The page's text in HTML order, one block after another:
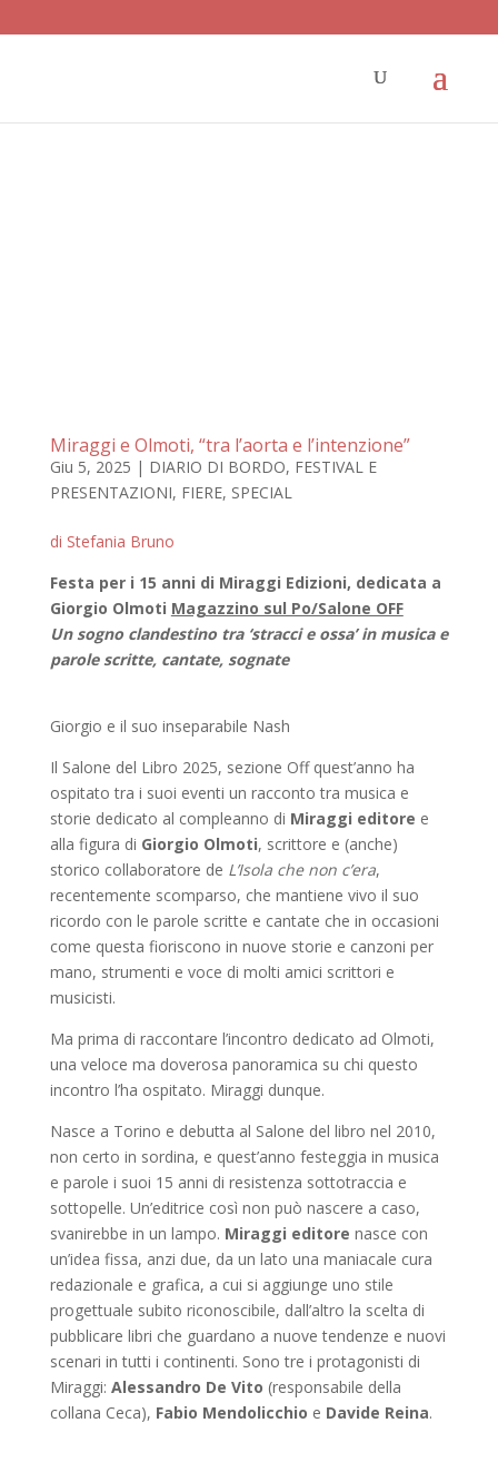
Miraggi e Olmoti, “tra l’aorta e l’intenzione”
Giu 5, 2025 | DIARIO DI BORDO, FESTIVAL E
PRESENTAZIONI, FIERE, SPECIAL
di Stefania Bruno
Festa per i 15 anni di Miraggi Edizioni, dedicata a
Giorgio Olmoti Magazzino sul Po/Salone OFF
Un sogno clandestino tra ‘stracci e ossa’ in musica e
parole scritte, cantate, sognate
Giorgio e il suo inseparabile Nash
Il Salone del Libro 2025, sezione Off quest’anno ha
ospitato tra i suoi eventi un racconto tra musica e
storie dedicato al compleanno di Miraggi editore e
alla figura di Giorgio Olmoti, scrittore e (anche)
storico collaboratore de L’Isola che non c’era,
recentemente scomparso, che mantiene vivo il suo
ricordo con le parole scritte e cantate che in occasioni
come questa fioriscono in nuove storie e canzoni per
mano, strumenti e voce di molti amici scrittori e
musicisti.
Ma prima di raccontare l’incontro dedicato ad Olmoti,
una veloce ma doverosa panoramica su chi questo
incontro l’ha ospitato. Miraggi dunque.
Nasce a Torino e debutta al Salone del libro nel 2010,
non certo in sordina, e quest’anno festeggia in musica
e parole i suoi 15 anni di resistenza sottotraccia e
sottopelle. Un’editrice così non può nascere a caso,
svanirebbe in un lampo. Miraggi editore nasce con
un’idea fissa, anzi due, da un lato una maniacale cura
redazionale e grafica, a cui si aggiunge uno stile
progettuale subito riconoscibile, dall’altro la scelta di
pubblicare libri che guardano a nuove tendenze e nuovi
scenari in tutti i continenti. Sono tre i protagonisti di
Miraggi: Alessandro De Vito (responsabile della
collana Ceca), Fabio Mendolicchio e Davide Reina.